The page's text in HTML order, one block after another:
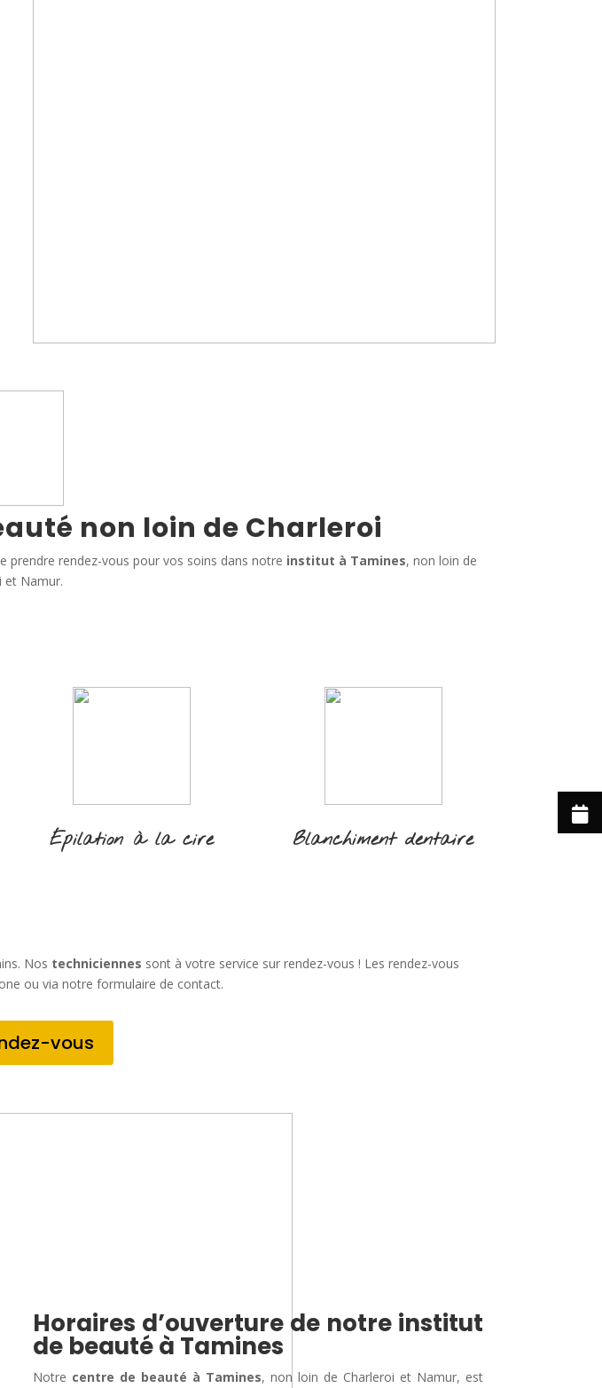
non loin de Charleroi
prendre rendez-vous pour vos soins dans notre institut à Tamines, non loin de
et Namur.
Épilation à la cire Blanchiment dentaire
Nos techniciennes sont à votre service sur rendez-vous ! Les rendez-vous
ou via notre formulaire de contact.
vous
Horaires d’ouverture de notre institut
de beauté à Tamines
Notre centre de beauté à Tamines, non loin de Charleroi et Namur, est